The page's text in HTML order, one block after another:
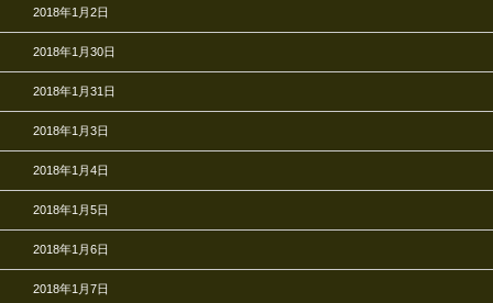
2018年1月2日
2018年1月30日
2018年1月31日
2018年1月3日
2018年1月4日
2018年1月5日
2018年1月6日
2018年1月7日